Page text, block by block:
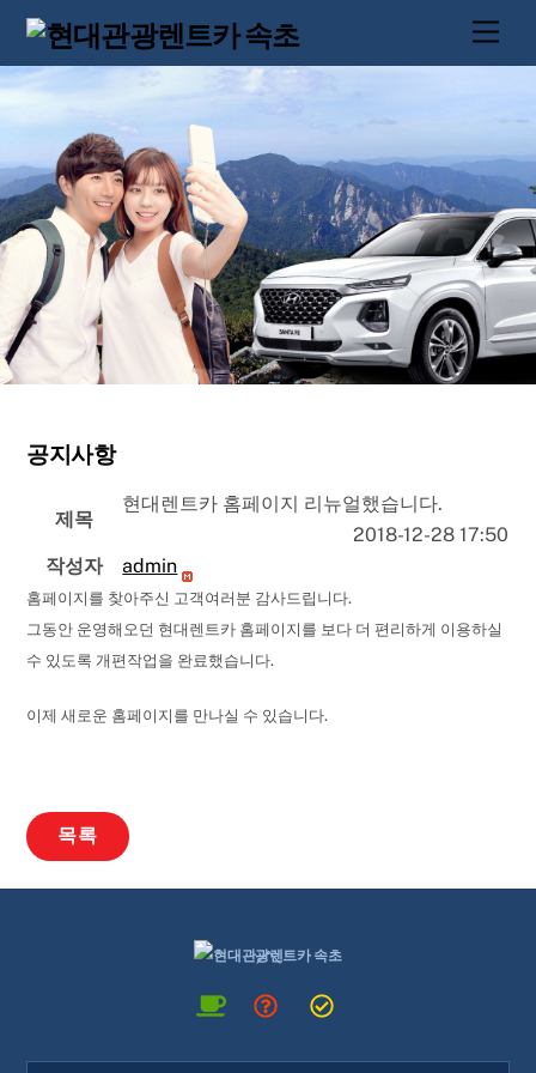
Skip
content
공지사항
제목
현대렌트카 홈페이지 리뉴얼했습니다.
2018-12-28 17:50
작성자
admin
홈페이지를 찾아주신 고객여러분 감사드립니다.
그동안 운영해오던 현대렌트카 홈페이지를 보다 더 편리하게 이용하실
수 있도록 개편작업을 완료했습니다.
이제 새로운 홈페이지를 만나실 수 있습니다.
목록
Back
Top